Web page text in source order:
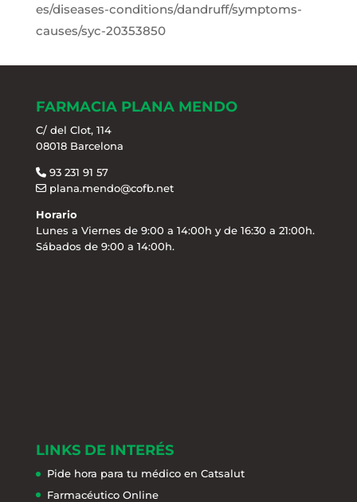
es/diseases-conditions/dandruff/symptoms-
causes/syc-20353850
FARMACIA PLANA MENDO
C/ del Clot, 114
08018 Barcelona
93 231 91 57
plana.mendo@cofb.net
Horario
Lunes a Viernes de 9:00 a 14:00h y de 16:30 a 21:00h.
Sábados de 9:00 a 14:00h.
LINKS DE INTERÉS
Pide hora para tu médico en Catsalut
Farmacéutico Online